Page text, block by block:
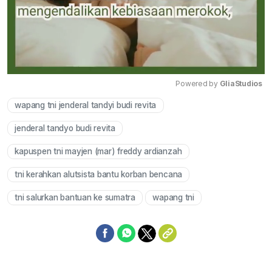
Powered by GliaStudios
wapang tni jenderal tandyi budi revita
jenderal tandyo budi revita
kapuspen tni mayjen (mar) freddy ardianzah
tni kerahkan alutsista bantu korban bencana
tni salurkan bantuan ke sumatra wapang tni